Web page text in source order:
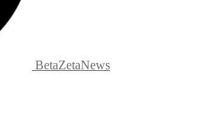
BetaZetaNews